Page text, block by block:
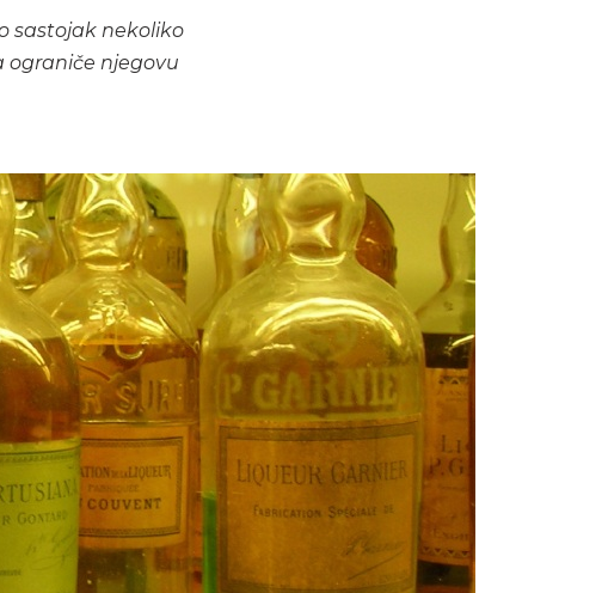
sastojak nekoliko
ograniče njegovu